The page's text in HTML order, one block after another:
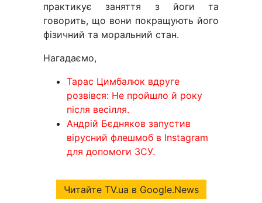
практикує заняття з йоги та
говорить, що вони покращують його
фізичний та моральний стан.
Нагадаємо,
Тарас Цимбалюк вдруге
розвівся: Не пройшло й року
після весілля.
Андрій Бєдняков запустив
вірусний флешмоб в Instagram
для допомоги ЗСУ.
Читайте TV.ua в Google.News